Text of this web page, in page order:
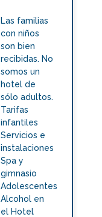
Las familias
con niños
son bien
recibidas. No
somos un
hotel de
sólo adultos.
Tarifas
infantiles
Servicios e
instalaciones
Spa y
gimnasio
Adolescentes
Alcohol en
el Hotel